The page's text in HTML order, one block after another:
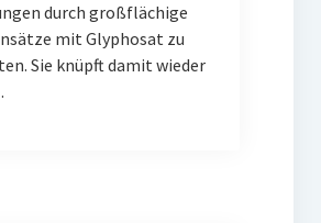
durch großflächige
mit Glyphosat zu
Sie knüpft damit wieder